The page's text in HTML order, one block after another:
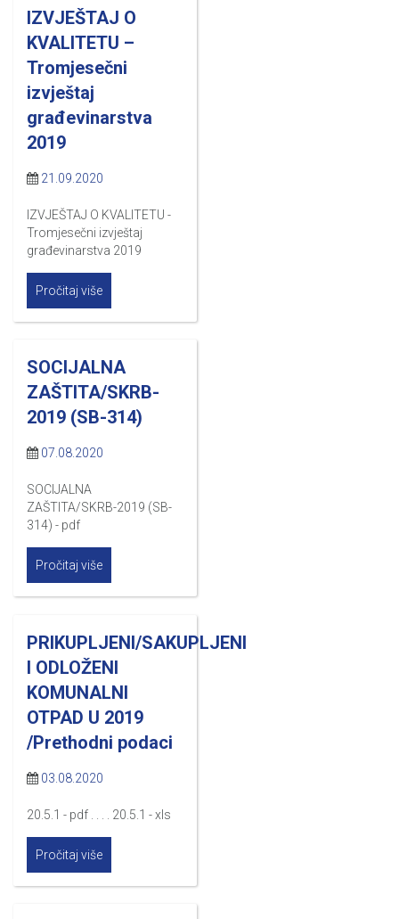
IZVJEŠTAJ O
KVALITETU –
Tromjesečni
izvještaj
građevinarstva
2019
21.09.2020
IZVJEŠTAJ O KVALITETU -
Tromjesečni izvještaj
građevinarstva 2019
Pročitaj više
SOCIJALNA
ZAŠTITA/SKRB-
2019 (SB-314)
07.08.2020
SOCIJALNA
ZAŠTITA/SKRB-2019 (SB-
314) - pdf
Pročitaj više
PRIKUPLJENI/SAKUPLJENI
I ODLOŽENI
KOMUNALNI
OTPAD U 2019
/Prethodni podaci
03.08.2020
20.5.1 - pdf . . . . 20.5.1 - xls
Pročitaj više